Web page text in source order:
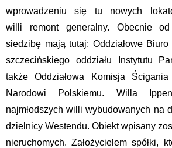
wprowadzeniu się tu nowych
willi remont generalny. Obecnie
siedzibę mają tutaj: Oddziałowe
szczecińskiego oddziału Instytutu
także Oddziałowa Komisja
Narodowi Polskiemu. Willa
najmłodszych willi wybudowanych na
dzielnicy Westendu. Obiekt wpisany
nieruchomych. Założycielem spółki,